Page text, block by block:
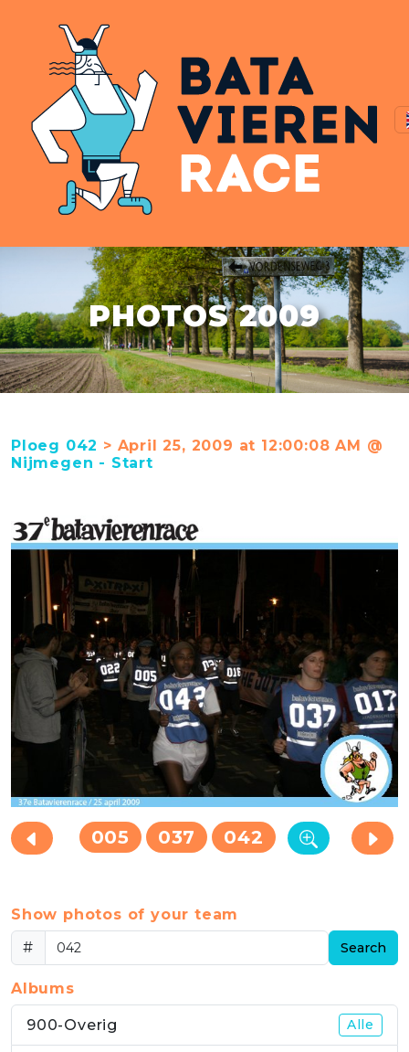
PHOTOS 2009
Ploeg 042 > April 25, 2009 at 12:00:08 AM @
Nijmegen - Start
005 037 042
Show photos of your team
#
Search
Albums
900-Overig Alle